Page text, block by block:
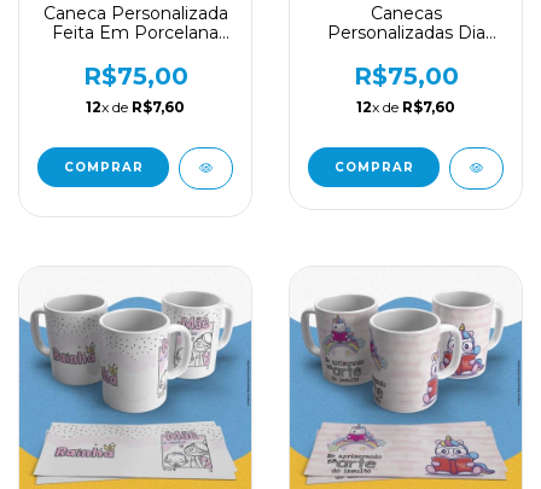
Caneca Personalizada
Feita Em Porcelana
R$75,00
12x de R$7,60
Canecas
Personalizadas Dia
Estampas Diversas
R$75,00
12x de R$7,60
COMPRAR